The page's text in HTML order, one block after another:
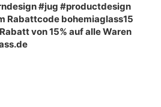
#jug #productdesign
Rabattcode bohemiaglass15
von 15% auf alle Waren